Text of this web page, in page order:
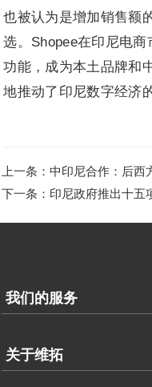
也被认为是增加销售额
选。Shopee在印尼电
功能，成为本土品牌和
地推动了印尼数字经济
上一条：中印尼合作：后
下一条：印尼政府推出十五
我们的服务
关于维拓